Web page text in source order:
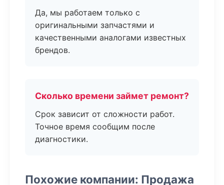
Да, мы работаем только с
оригинальными запчастями и
качественными аналогами известных
брендов.
Сколько времени займет ремонт?
Срок зависит от сложности работ.
Точное время сообщим после
диагностики.
Похожие компании: Продажа